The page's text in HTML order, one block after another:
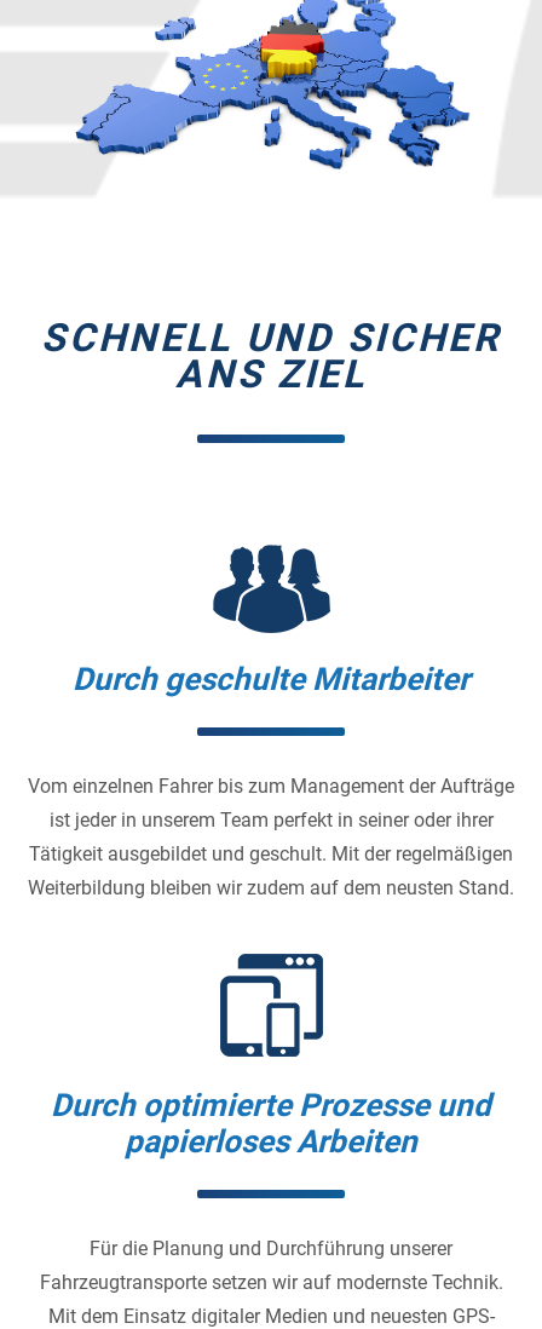
SCHNELL UND SICHER
ANS ZIEL
Durch geschulte Mitarbeiter
Vom einzelnen Fahrer bis zum Management der Aufträge
ist jeder in unserem Team perfekt in seiner oder ihrer
Tätigkeit ausgebildet und geschult. Mit der regelmäßigen
Weiterbildung bleiben wir zudem auf dem neusten Stand.
Durch optimierte Prozesse und
papierloses Arbeiten
Für die Planung und Durchführung unserer
Fahrzeugtransporte setzen wir auf modernste Technik.
Mit dem Einsatz digitaler Medien und neuesten GPS-